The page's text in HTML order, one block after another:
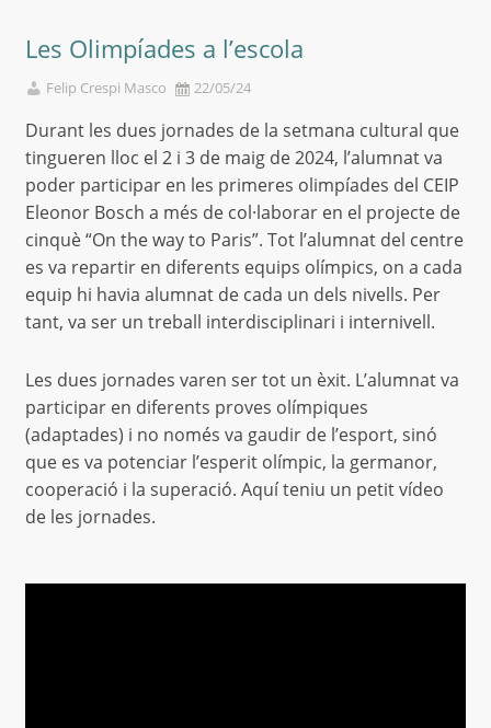
Les Olimpíades a l’escola
Felip Crespi Masco 22/05/24
Durant les dues jornades de la setmana cultural que
tingueren lloc el 2 i 3 de maig de 2024, l’alumnat va
poder participar en les primeres olimpíades del CEIP
Eleonor Bosch a més de col·laborar en el projecte de
cinquè “On the way to Paris”. Tot l’alumnat del centre
es va repartir en diferents equips olímpics, on a cada
equip hi havia alumnat de cada un dels nivells. Per
tant, va ser un treball interdisciplinari i internivell.
Les dues jornades varen ser tot un èxit. L’alumnat va
participar en diferents proves olímpiques
(adaptades) i no només va gaudir de l’esport, sinó
que es va potenciar l’esperit olímpic, la germanor,
cooperació i la superació. Aquí teniu un petit vídeo
de les jornades.